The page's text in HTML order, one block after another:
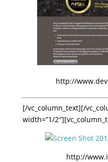
http://
[/vc_column_text][/
width=”1/
http://